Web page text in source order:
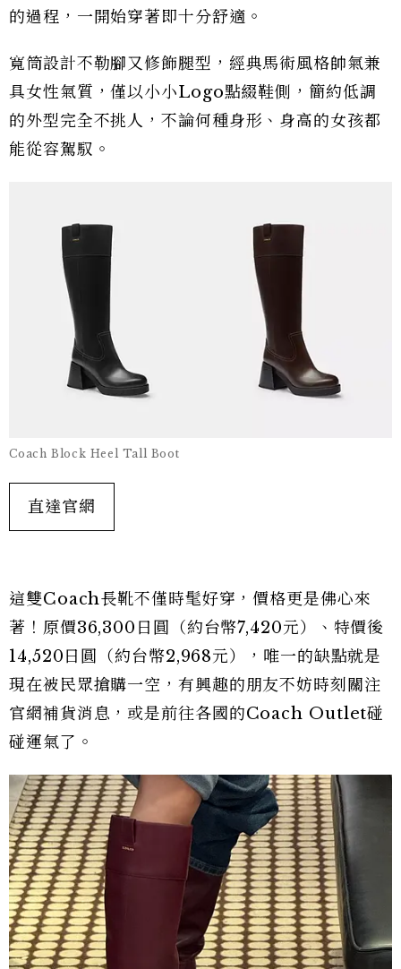
的過程，一開始穿著即十分舒適。
寬筒設計不勒腳又修飾腿型，經典馬術風格帥氣兼
具女性氣質，僅以小小Logo點綴鞋側，簡約低調
的外型完全不挑人，不論何種身形、身高的女孩都
能從容駕馭。
Coach Block Heel Tall Boot
直達官網
這雙Coach長靴不僅時髦好穿，價格更是佛心來
著！原價36,300日圓（約台幣7,420元）、特價後
14,520日圓（約台幣2,968元），唯一的缺點就是
現在被民眾搶購一空，有興趣的朋友不妨時刻關注
官網補貨消息，或是前往各國的Coach Outlet碰
碰運氣了。